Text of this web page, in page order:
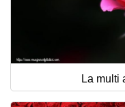
La multi